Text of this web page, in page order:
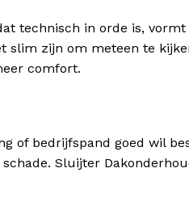
technisch in orde is,
zijn om meteen te
comfort.
of bedrijfspand goed wil
Sluijter